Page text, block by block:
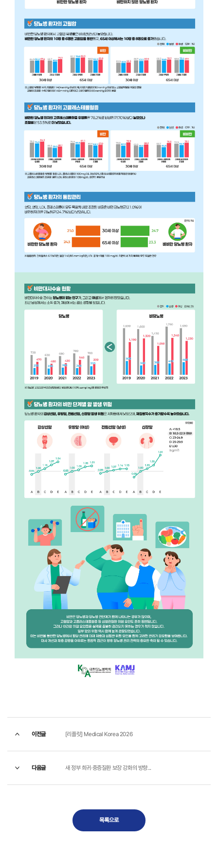
이전글 [리플릿] Medical Korea 2026
다음글 새 정부 희귀·중증질환 보장 강화의 방향...
목록으로